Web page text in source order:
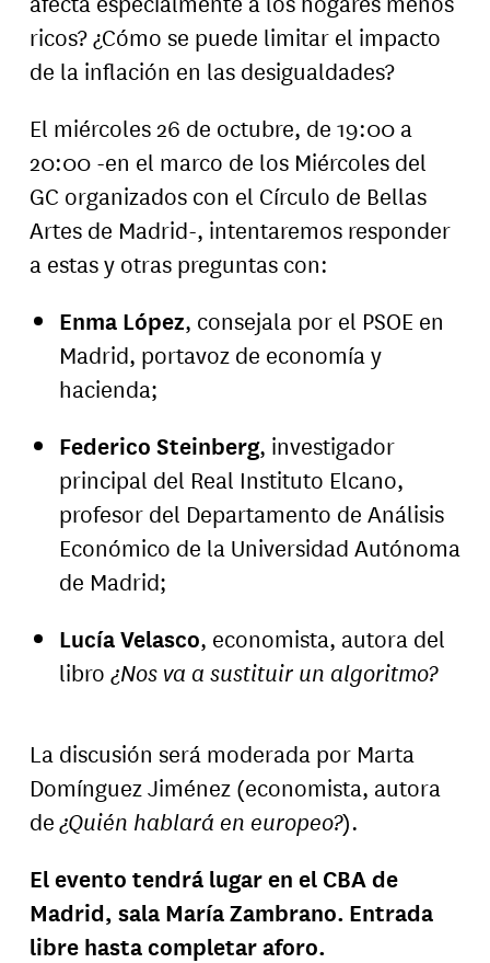
ricos? ¿Cómo se puede limitar el impacto
de la inflación en las desigualdades?
El miércoles 26 de octubre, de 19:00 a
20:00 -en el marco de los Miércoles del
GC organizados con el Círculo de Bellas
Artes de Madrid-, intentaremos responder
a estas y otras preguntas con:
Enma López, consejala por el PSOE en
Madrid, portavoz de economía y
hacienda;
Federico Steinberg, investigador
principal del Real Instituto Elcano,
profesor del Departamento de Análisis
Económico de la Universidad Autónoma
de Madrid;
Lucía Velasco, economista, autora del
libro ¿Nos va a sustituir un algoritmo?
La discusión será moderada por Marta
Domínguez Jiménez (economista, autora
de¿Quién hablará en europeo?).
El evento tendrá lugar en el CBA de
Madrid, sala María Zambrano. Entrada
libre hasta completar aforo.